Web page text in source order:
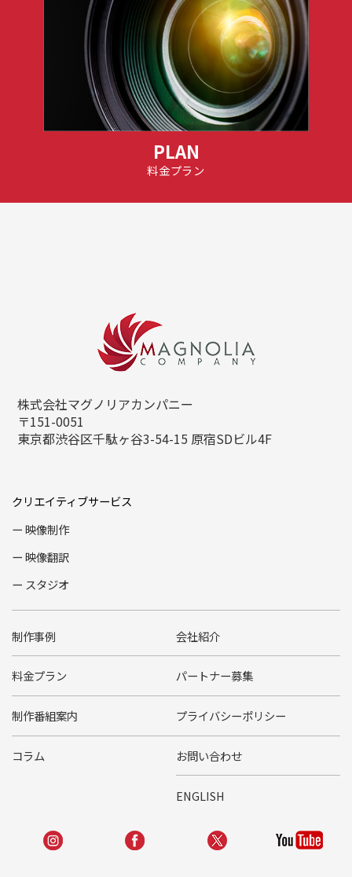
PLAN
料金プラン
株式会社マグノリアカンパニー
〒151-0051
東京都渋谷区千駄ヶ谷3-54-15 原宿SDビル4F
クリエイティブサービス
映像制作
映像翻訳
スタジオ
制作事例
料金プラン
制作番組案内
コラム
会社紹介
パートナー募集
プライバシーポリシー
お問い合わせ
ENGLISH